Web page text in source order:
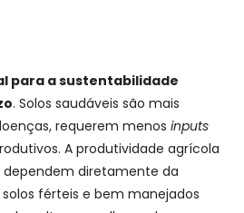
para a sustentabilidade
. Solos saudáveis são mais
requerem menos inputs
A produtividade agrícola
diretamente da
férteis e bem manejados